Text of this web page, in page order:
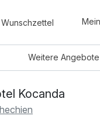
Wunschzettel
WeitereAngebote
Kocanda